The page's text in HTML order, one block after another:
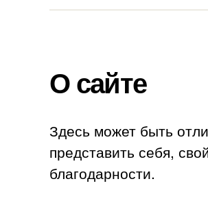
О сайте
Здесь может быть
представить себя,
благодарности.